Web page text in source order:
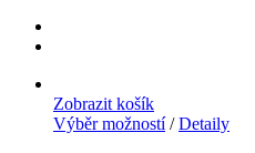
Zobrazit košík
Výběr možností/ Detaily